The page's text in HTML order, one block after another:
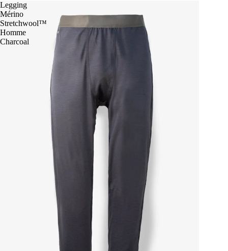
Legging
Mérino
Stretchwool™
Homme
Charcoal